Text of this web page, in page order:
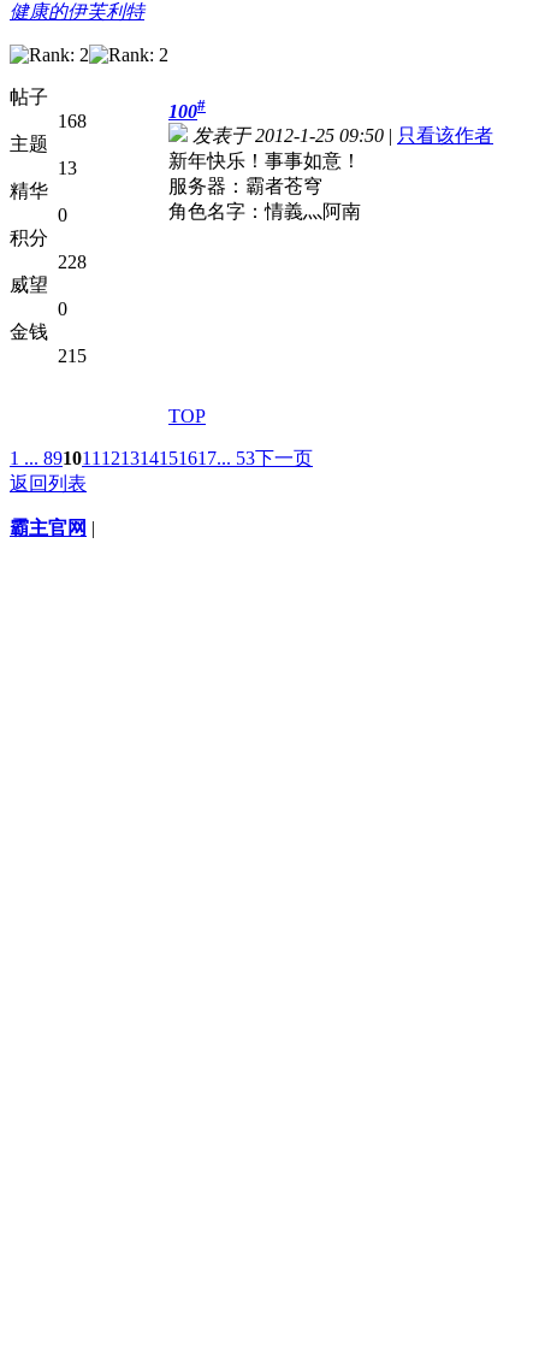
健康的伊芙利特
帖子
168
主题
13
精华
0
积分
228
威望
0
金钱
215
100#
发表于 2012-1-25 09:50 | 只看该作者
新年快乐！事事如意！
服务器：霸者苍穹
角色名字：情義灬阿南
TOP
1 ... 891011 121314151617... 53下一页
返回列表
霸主官网 |